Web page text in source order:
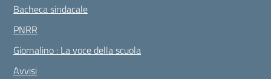
Bacheca sindacale
PNRR
Giornalino : La voce della scuola
Avvisi